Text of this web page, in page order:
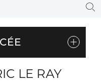
LE RAY